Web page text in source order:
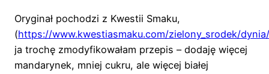
Oryginał pochodzi z Kwestii Smaku,
(https://www.kwestiasmaku.com/zielony_srodek/
ja trochę zmodyfikowałam przepis – dodaję więcej
mandarynek, mniej cukru, ale więcej białej